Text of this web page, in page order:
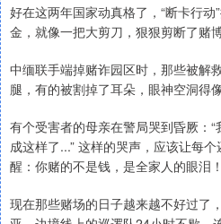
好在这两年国家动真格了，“断卡行
金，就像一把大剪刀，狠狠剪断了赌
中缅联手端掉赌诈园区时，那些被解
腿，有的被割掉了耳朵，眼神空洞得
有个受害者的母亲在警局哭到昏厥：
成这样了...” 这样的哭声，应该让每
醒：你赌的不是钱，是全家人的眼泪！
现在那些赌场的日子越来越不好过了